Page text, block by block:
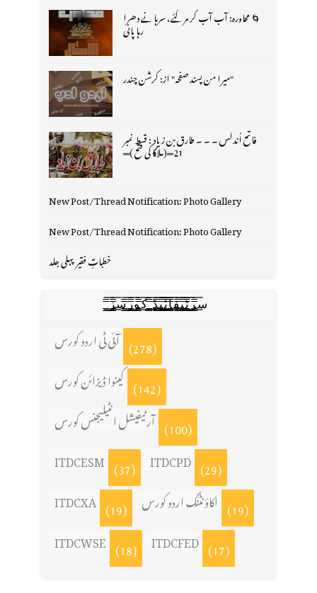
🌀 محاورہ: آب آب کر مر گئے، سرہانے دھرا
رہا پانی
"میرا من پسند صفحہ" از: کرشن چندر
فاتح اُندلس ۔ ۔ ۔ طارق بن زیاد : قسط نمبر
21═(ملاگا کی فتح )═
New Post/Thread Notification: Photo Gallery
New Post/Thread Notification: Photo Gallery
خطباتِ فقیر پہلی جلد
س̳̿͟͞ر̳̿͟͞ٹ̳̿͟͞ی̳̿͟͞ف̳̿͟͞ا̳̿͟͞ي̳̳̿ٔ̿͟͟͞͞ی̳̿͟͞ڈ̳̿͟͞ ̳̿͟͞ک̳̿͟͞و̳̿͟͞ر̳̿͟͞س̳̿͟͞ز̳̿͟͞
آئی ٹی اردو کورس (278)
کینوا ڈیزائن کورس (142)
آرٹیفیشل انٹیلیجنس کورس (100)
ITDCESM (37) ITDCPD (29)
ITDCXA (19) اکاؤنٹنگ اردو کورس (19)
ITDCWSE (18) ITDCFED (17)